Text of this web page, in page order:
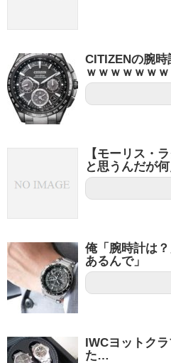
CITIZENの腕
ｗｗｗｗｗｗ
【モーリス・
と思うんだが何
俺「腕時計は
あるんで」
IWCヨットク
た…